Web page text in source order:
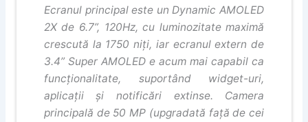
Ecranul principal este un Dynamic AMOLED
2X de 6.7”, 120Hz, cu luminozitate maximă
crescută la 1750 niți, iar ecranul extern de
3.4” Super AMOLED e acum mai capabil ca
funcționalitate, suportând widget-uri,
aplicații și notificări extinse. Camera
principală de 50 MP (upgradată față de cei